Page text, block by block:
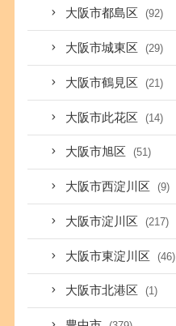
大阪市都島区 (92)
大阪市城東区 (29)
大阪市鶴見区 (21)
大阪市此花区 (14)
大阪市旭区 (51)
大阪市西淀川区 (9)
大阪市淀川区 (217)
大阪市東淀川区 (46)
大阪市北港区 (1)